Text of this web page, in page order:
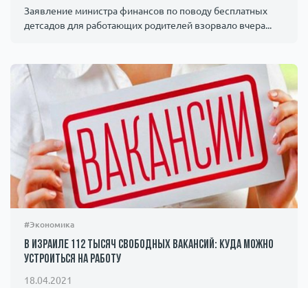
Заявление министра финансов по поводу бесплатных
детсадов для работающих родителей взорвало вчера...
#Экономика
В Израиле 112 тысяч свободных вакансий: куда можно
устроиться на работу
18.04.2021